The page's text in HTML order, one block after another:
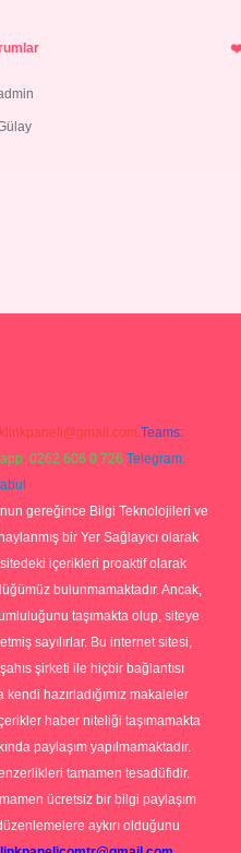
Teams:
0262 606 0 726 Telegram:
gereğince Bilgi Teknolojileri ve
bir Yer Sağlayıcı olarak
içerikleri proaktif olarak
bulunmamaktadır. Ancak,
taşımakta olup, siteye
sayılırlar. Bu internet sitesi,
şirketi ile hiçbir bağlantısı
hazırladığımız makaleler
haber niteliği taşımamakta
paylaşım yapılmamaktadır.
tamamen tesadüfidir.
ücretsiz bir bilgi paylaşım
aykırı olduğunu